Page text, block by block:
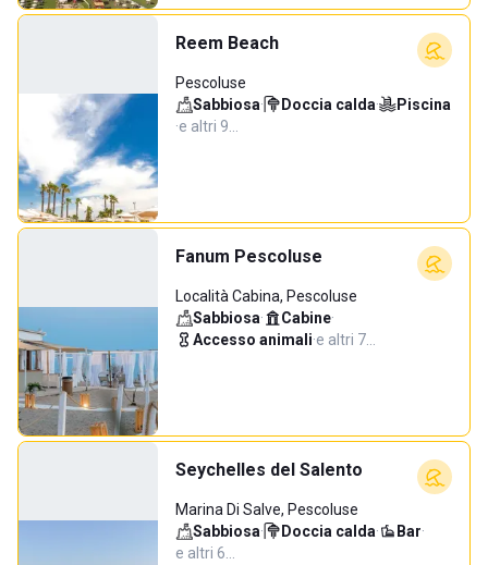
Reem Beach
Pescoluse
Sabbiosa· Doccia calda·
Piscina
·e altri 9…
Fanum Pescoluse
Località Cabina, Pescoluse
Sabbiosa· Cabine·
Accesso animali·e altri 7…
Seychelles del Salento
Marina Di Salve, Pescoluse
Sabbiosa· Doccia calda· Bar·
e altri 6…